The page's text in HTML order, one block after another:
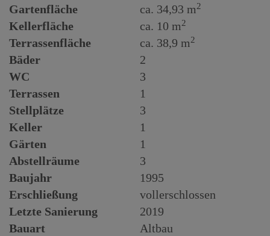
Gartenfläche ca. 34,93 m2
Kellerfläche ca. 10 m2
Terrassenfläche ca. 38,9 m2
Bäder
2
WC
3
Terrassen
1
Stellplätze
3
Keller
1
Gärten
1
Abstellräume
3
Baujahr
1995
Erschließung
vollerschlossen
Letzte Sanierung
2019
Bauart
Altbau